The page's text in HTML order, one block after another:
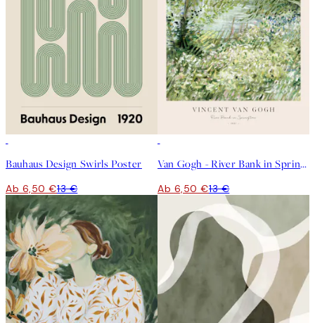
Bauhaus Design Swirls Poster
Ab 6,50 €13 €
Van Gogh - River Bank in Springtime Poster
Ab 6,50 €13 €